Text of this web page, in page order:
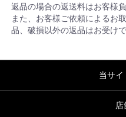
返品の場合の返送料はお客様
また、お客様ご依頼によるお
品、破損以外の返品はお受け
当サイ
店